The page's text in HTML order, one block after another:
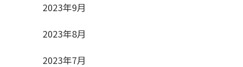
2023年9月
2023年8月
2023年7月